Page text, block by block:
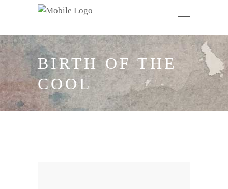
BIRTH OF THE
COOL